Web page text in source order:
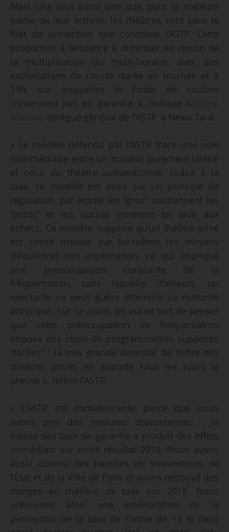
Mais cela veut aussi dire que, pour la majeure
partie de leur activité, les théâtres sont sans le
filet de protection que constitue l’ASTP. Cette
proportion a tendance à diminuer en raison de
la multiplication du multi-horaire, avec des
exploitations de courte durée en journée et à
19h, sur lesquelles le fonds de soutien
n’intervient pas en garantie », indique
, délégué général de l’ASTP, à News Tank.
« Le modèle défendu par l’ASTP trace une voie
intermédiaire entre un modèle purement libéral
et celui du théâtre subventionné. Grâce à la
taxe, ce modèle est assis sur un principe de
régulation, par lequel les “gros” soutiennent les
“petits” et les succès viennent en aide aux
échecs. Ce modèle suppose qu’un théâtre privé
est censé trouver par lui-même les moyens
d’équilibrer son exploitation, ce qui implique
une préoccupation constante de la
fréquentation, sans laquelle d’ailleurs, un
spectacle ne peut guère atteindre sa maturité
artistique. Sur ce point, on aurait tort de penser
que cette préoccupation de fréquentation
impose des choix de programmation supposés
“faciles” : la très grande diversité de l’offre des
théâtres privés en apporte tous les jours la
preuve », relève l’ASTP.
« L’ASTP est convalescente, parce que nous
avons pris des mesures draconiennes : la
baisse des taux de garantie a produit des effets
immédiats sur notre résultat 2018. Nous avons
aussi obtenu des hausses de subventions de
l’État et de la Ville de Paris et avons retrouvé des
marges en matière de taxe sur 2018. Nous
prévoyons ainsi une amélioration de la
perception de la taxe de l’ordre de 15 % dans